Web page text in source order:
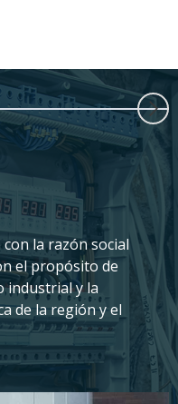
con la razón social
el propósito de
industrial y la
de la región y el